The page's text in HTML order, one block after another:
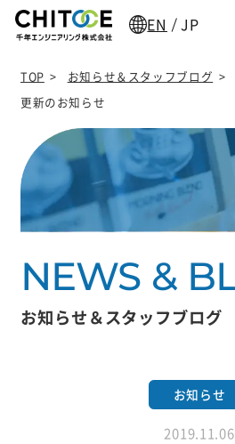
EN /JP
TOP > お知らせ＆スタッフブログ >
更新のお知らせ
お知らせ＆スタッフブログ
お知らせ
2019.11.06